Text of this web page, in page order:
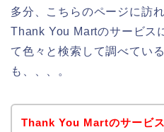
多分、こちらのページに訪
Thank You Martのサービス
て色々と検索して調べてい
も、、、。
Thank You Martのサービ